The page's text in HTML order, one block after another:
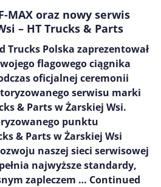
MAX oraz nowy serwis
– HT Trucks & Parts
Trucks Polska zaprezentował
flagowego ciągnika
oficjalnej ceremonii
serwisu marki
& Parts w Żarskiej Wsi.
punktu
& Parts w Żarskiej Wsi
naszej sieci serwisowej
najwyższe standardy,
zapleczem … Continued